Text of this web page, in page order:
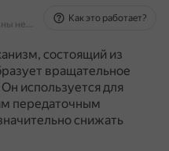
На основе источников, возможны неточности
Как это работает?
состоящий из
вращательное
Он используется для
передаточным
снижать